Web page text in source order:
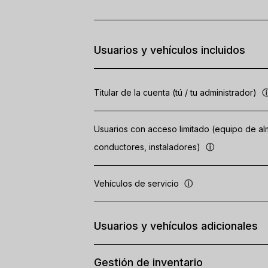
Usuarios y vehículos incluidos
Titular de la cuenta (tú / tu administrador)
Usuarios con acceso limitado (equipo de
conductores, instaladores)
ⓘ
Vehículos de servicio ⓘ
Usuarios y vehículos adicionales
Usuarios con acceso completo (personal de
Gestión de inventario